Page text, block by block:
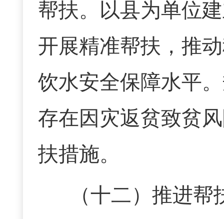
帮扶。以县为单位
开展精准帮扶，推
饮水安全保障水平
存在因灾返贫致贫
扶措施。
（十二） 推进帮